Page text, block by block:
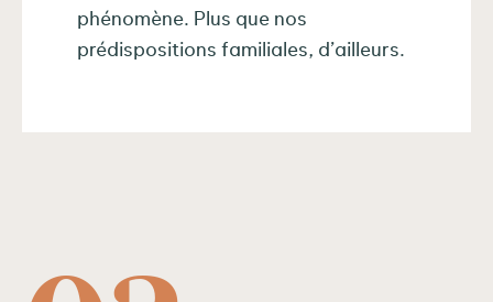
phénomène. Plus que nos
prédispositions familiales, d’ailleurs.